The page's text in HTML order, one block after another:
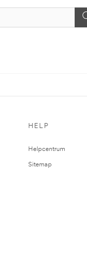
HELP
Helpcentrum
Sitemap